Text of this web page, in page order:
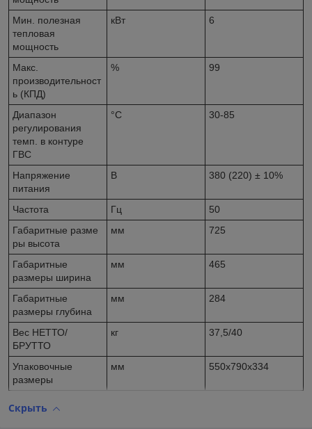
Мин. полезная
тепловая
мощность
кВт 6
Макс.
производительност
ь (КПД)
% 99
Диапазон
регулирования
темп. в контуре
ГВС
°С 30-85
Напряжение
питания
В 380 (220) ± 10%
Частота Гц
50
Габаритные разме
ры высота
мм 725
Габаритные
размеры ширина
мм 465
Габаритные
размеры глубина
мм 284
Вес НЕТТО/
БРУТТО
кг 37,5/40
Упаковочные
размеры
мм 550х790х334
Скрыть